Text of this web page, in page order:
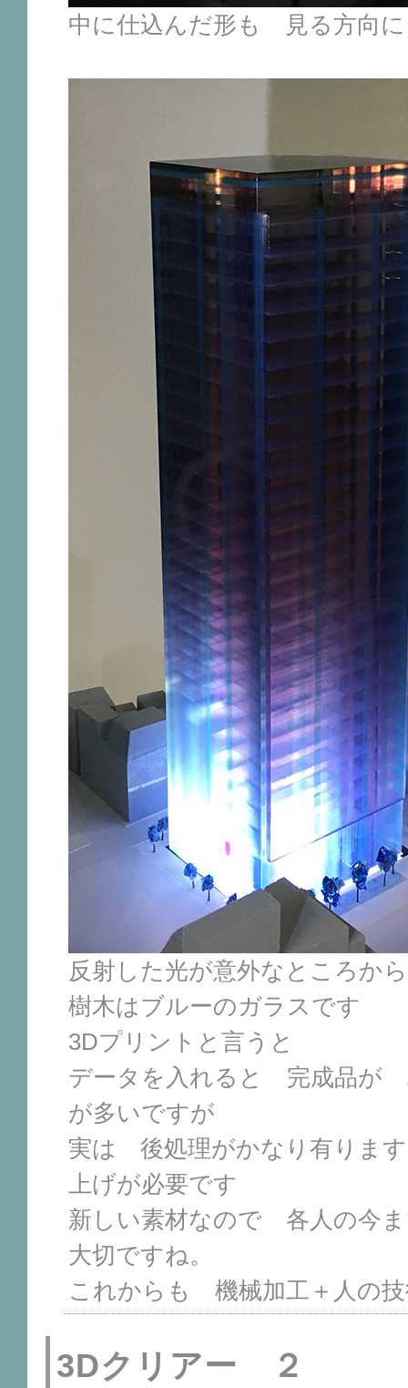
中に仕込んだ形も 見る方向
反射した光が意外なところか
樹木はブルーのガラスです
3Dプリントと言うと
データを入れると 完成品が
が多いですが
実は 後処理がかなり有りま
上げが必要です
新しい素材なので 各人の今
大切ですね。
これからも 機械加工＋人の
3Dクリアー ２